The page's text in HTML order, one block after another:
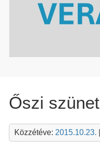
Őszi szünet
Közzétéve: 2015.10.23.